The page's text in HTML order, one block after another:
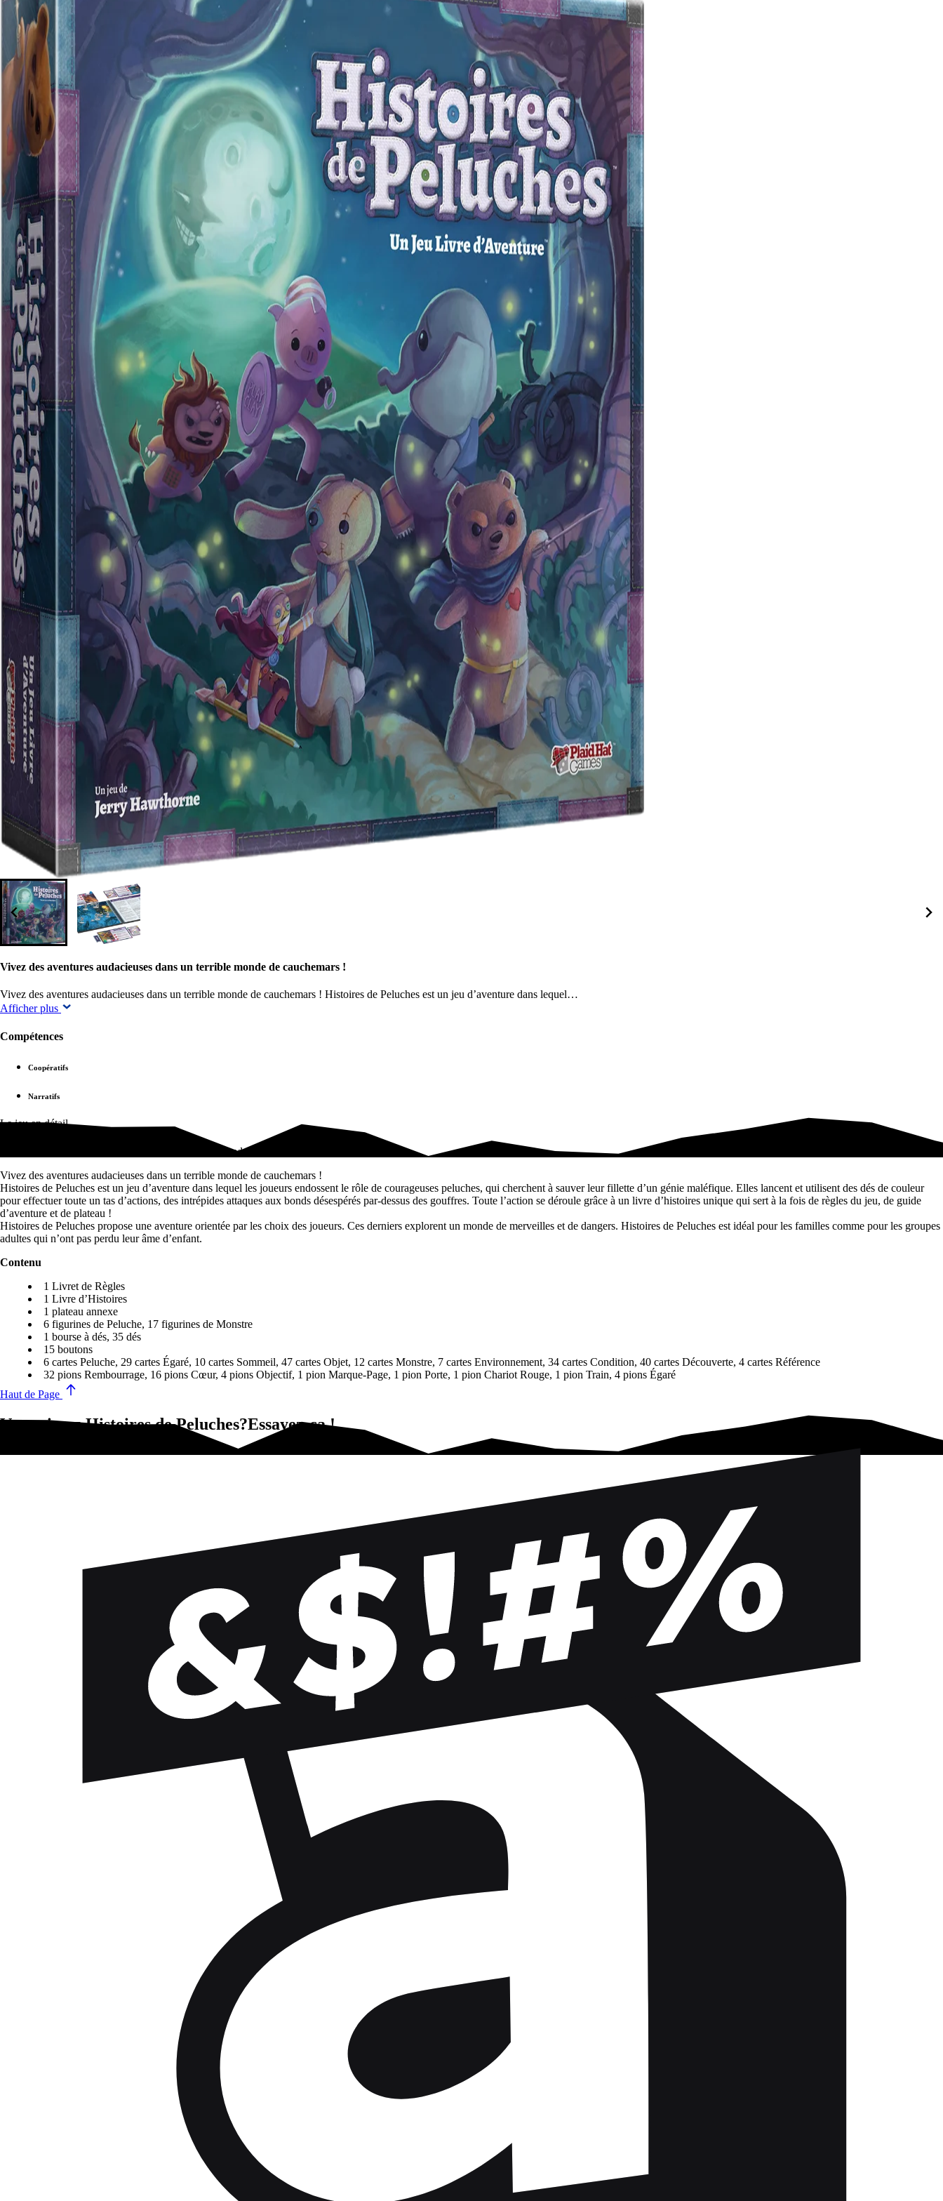
Vivez des aventures audacieuses dans un terrible monde de cauchemars !
Vivez des aventures audacieuses dans un terrible monde de cauchemars ! Histoires de Peluches est un jeu d’aventure dans lequel…
Afficher plus
Compétences
Coopératifs
Narratifs
Le jeu en détail
Vivez des aventures audacieuses dans un terrible monde de cauchemars !
Vivez des aventures audacieuses dans un terrible monde de cauchemars !
Histoires de Peluches est un jeu d’aventure dans lequel les joueurs endossent le rôle de courageuses peluches, qui cherchent à sauver leur fillette d’un génie maléfique. Elles lancent et utilisent des dés de couleur
pour effectuer toute un tas d’actions, des intrépides attaques aux bonds désespérés par-dessus des gouffres. Toute l’action se déroule grâce à un livre d’histoires unique qui sert à la fois de règles du jeu, de guide
d’aventure et de plateau !
Histoires de Peluches propose une aventure orientée par les choix des joueurs. Ces derniers explorent un monde de merveilles et de dangers. Histoires de Peluches est idéal pour les familles comme pour les groupes
adultes qui n’ont pas perdu leur âme d’enfant.
Contenu
1 Livret de Règles
1 Livre d’Histoires
1 plateau annexe
6 figurines de Peluche, 17 figurines de Monstre
1 bourse à dés, 35 dés
15 boutons
6 cartes Peluche, 29 cartes Égaré, 10 cartes Sommeil, 47 cartes Objet, 12 cartes Monstre, 7 cartes Environnement, 34 cartes Condition, 40 cartes Découverte, 4 cartes Référence
32 pions Rembourrage, 16 pions Cœur, 4 pions Objectif, 1 pion Marque-Page, 1 pion Porte, 1 pion Chariot Rouge, 1 pion Train, 4 pions Égaré
Haut de Page
Vous aimez Histoires de Peluches?Essayez-ça !